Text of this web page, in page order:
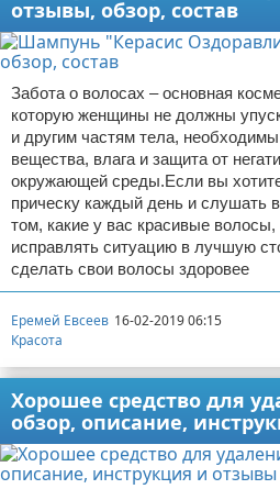
отзывы, обзор, состав
Забота о волосах – основная
которую женщины не должны
и другим частям тела,
вещества, влага и защита от
окружающей среды.Если вы
прическу каждый день и слушать
том, какие у вас красивые волосы,
исправлять ситуацию в лучшую
сделать свои волосы здоровее
Еремей Евсеев 16-02-2019 06:15
Красота
Хорошее средство для
обзор, описание,